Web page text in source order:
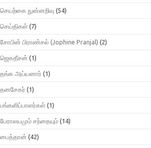
செயற்கை நுன்னறிவு (54)
செய்திகள் (7)
சோபின் பிராண்சல் (Jophine Pranjal) (2)
ஜெகதீசன் (1)
தங்க அய்யனார் (1)
தனசேகர் (1)
பங்களிப்பாளர்கள் (1)
பேராலயமும் சந்தையும் (14)
பைத்தான் (42)